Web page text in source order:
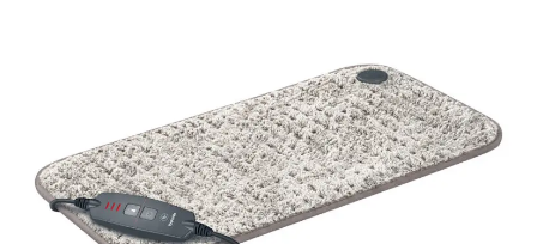
Best i test
Merker